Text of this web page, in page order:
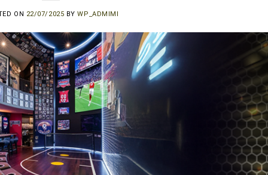
ON 22/07/2025 BYWP_ADMIMI